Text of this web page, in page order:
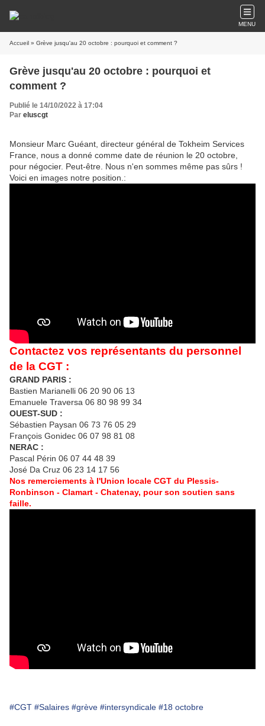
MENU
Accueil » Grève jusqu'au 20 octobre : pourquoi et comment ?
Grève jusqu'au 20 octobre : pourquoi et
comment ?
Publié le 14/10/2022 à 17:04
Par eluscgt
Monsieur Marc Guéant, directeur général de Tokheim Services
France, nous a donné comme date de réunion le 20 octobre,
pour négocier. Peut-être. Nous n'en sommes même pas sûrs !
Voici en images notre position.:
Contactez vos représentants du personnel
de la CGT :
GRAND PARIS :
Bastien Marianelli 06 20 90 06 13
Emanuele Traversa 06 80 98 99 34
OUEST-SUD :
Sébastien Paysan 06 73 76 05 29
François Gonidec 06 07 98 81 08
NERAC :
Pascal Périn 06 07 44 48 39
José Da Cruz 06 23 14 17 56
Nos remerciements à l'Union locale CGT du Plessis-
Ronbinson - Clamart - Chatenay, pour son soutien sans
faille.
#CGT #Salaires #grève #intersyndicale #18 octobre